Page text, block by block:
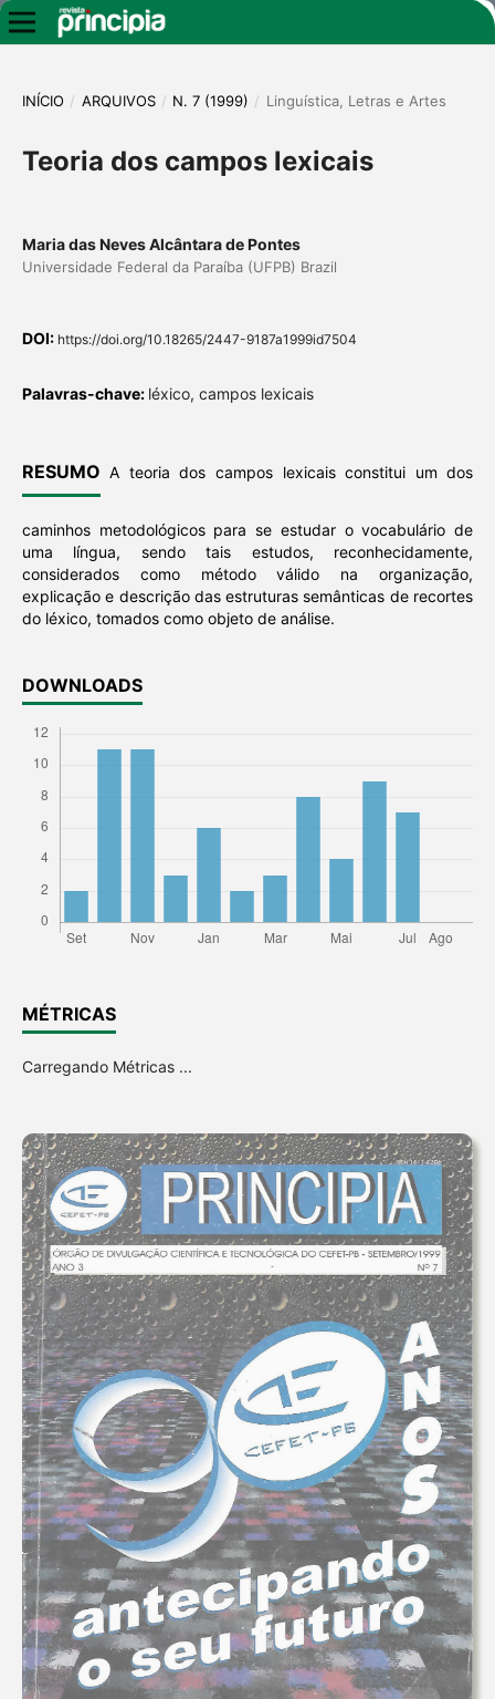
INÍCIO / ARQUIVOS / N. 7 (1999) / Linguística, Letras e Artes
Teoria dos campos lexicais
Maria das Neves Alcântara de Pontes
Universidade Federal da Paraíba (UFPB) Brazil
DOI: https://doi.org/10.18265/2447-9187a1999id7504
Palavras-chave: léxico, campos lexicais
RESUMO A teoria dos campos lexicais constitui um dos
caminhos metodológicos para se estudar o vocabulário de
uma língua, sendo tais estudos, reconhecidamente,
considerados como método válido na organização,
explicação e descrição das estruturas semânticas de recortes
do léxico, tomados como objeto de análise.
DOWNLOADS
MÉTRICAS
Carregando Métricas ...